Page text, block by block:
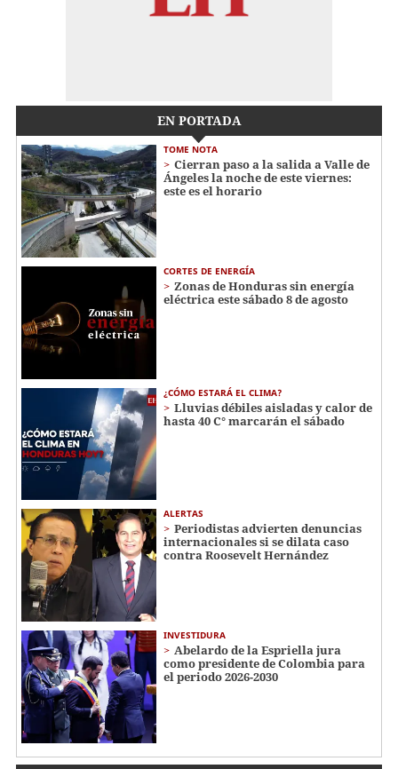
EN PORTADA
TOME NOTA
Cierran paso a la salida a Valle de
Ángeles la noche de este viernes:
este es el horario
CORTES DE ENERGÍA
Zonas de Honduras sin energía
eléctrica este sábado 8 de agosto
¿CÓMO ESTARÁ EL CLIMA?
Lluvias débiles aisladas y calor de
hasta 40 C° marcarán el sábado
ALERTAS
Periodistas advierten denuncias
internacionales si se dilata caso
contra Roosevelt Hernández
INVESTIDURA
Abelardo de la Espriella jura
como presidente de Colombia para
el periodo 2026-2030